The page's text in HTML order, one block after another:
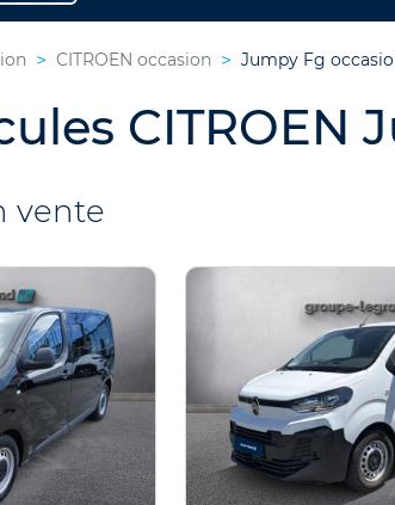
CITROEN occasion Jumpy Fg
CITROEN
vente